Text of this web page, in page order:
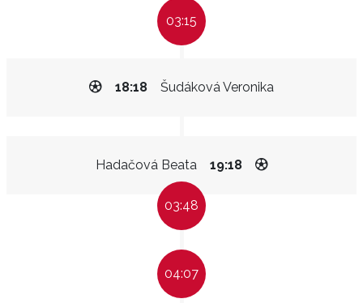
03:15
Šudáková Veronika
18:18
Hadačová Beata 19:18
03:48
04:07